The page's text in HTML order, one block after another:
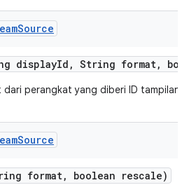
Source
displayId , String format,
dari perangkat yang diberi ID tampilan
Source
format, boolean rescale)